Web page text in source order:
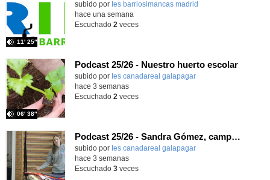
Contenido educativo.
subido por Ies barriosimancas madrid
11′ 25″
hace una semana
Escuchado 2 veces
Podcast 25/26 - Nuestro huerto escolar
subido por Ies canadareal galapagar
06′ 38″
-
hace 3 semanas
Escuchado 2 veces
Podcast 25/26 - Sandra Gómez, campeona de Enduro
subido por Ies canadareal galapagar-
hace 3 semanas
Escuchado 3veces